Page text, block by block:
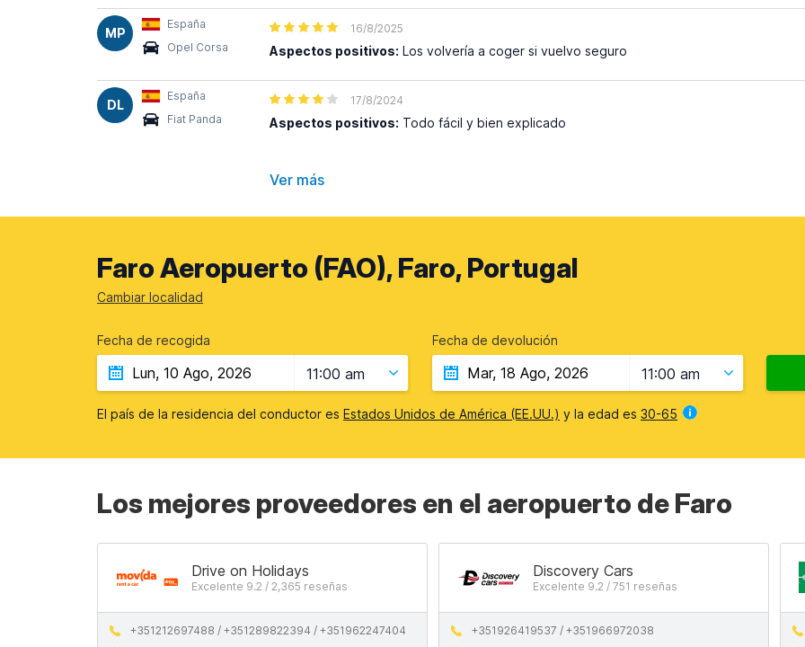
MP
España
Opel Corsa
16/8/2025
Aspectos positivos: Los volvería a coger si vuelvo seguro
DL
España
Fiat Panda
17/8/2024
Aspectos positivos: Todo fácil y bien explicado
Ver más
Faro Aeropuerto (FAO), Faro, Portugal
Cambiar localidad
Fecha de recogida
11:00 am
Fecha de devolución
11:00 am
El país de la residencia del conductor es Estados Unidos de América (EE.UU.) y la edad es 30-65
Los mejores proveedores en el aeropuerto de Faro
Drive on Holidays
Excelente 9.2 / 2,365 reseñas
+351212697488 / +351289822394 / +351962247404
Discovery Cars
Excelente 9.2 / 751 reseñas
+351926419537 / +351966972038